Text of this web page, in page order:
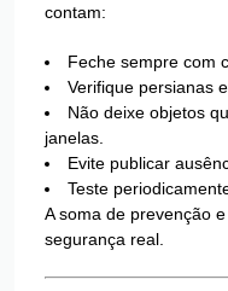
contam:
Feche sempre com
Verifique persianas
Não deixe objetos
janelas.
Evite publicar
Teste
A soma de prevenção
segurança real.